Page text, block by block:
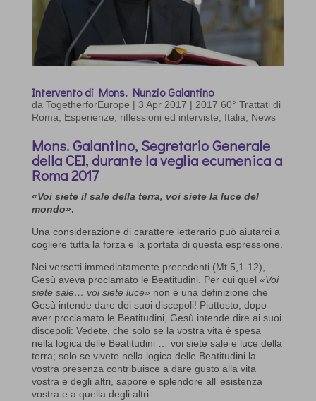
Intervento di Mons. Nunzio Galantino
da TogetherforEurope | 3 Apr 2017 | 2017 60° Trattati di
Roma
Esperienze, riflessioni ed interviste Italia News
Mons. Galantino, Segretario Generale
della CEI, durante la veglia ecumenica a
Roma 2017
«Voi siete il sale della terra, voi siete la luce del
mondo».
Una considerazione di carattere letterario può aiutarci a
cogliere tutta la forza e la portata di questa espressione.
Nei versetti immediatamente precedenti (Mt 5,1-12),
Gesù aveva proclamato le Beatitudini. Per cui quel «Voi
siete sale… voi siete luce» non è una definizione che
Gesù intende dare dei suoi discepoli! Piuttosto, dopo
aver proclamato le Beatitudini, Gesù intende dire ai suoi
discepoli: Vedete, che solo se la vostra vita è spesa
nella logica delle Beatitudini … voi siete sale e luce della
terra; solo se vivete nella logica delle Beatitudini la
vostra presenza contribuisce a dare gusto alla vita
vostra e degli altri, sapore e splendore all’ esistenza
vostra e a quella degli altri.